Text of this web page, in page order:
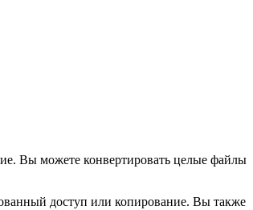
Вы можете конвертировать целые файлы
доступ или копирование. Вы также